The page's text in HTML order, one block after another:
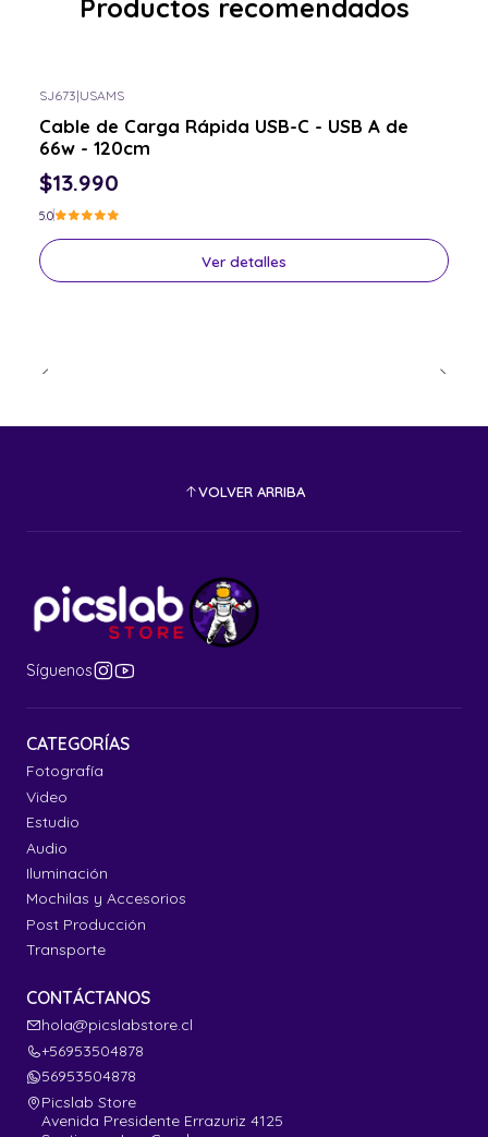
Productos recomendados
SJ673|USAMS
Cable de Carga Rápida USB-C - USB A de
66w - 120cm
$13.990
5.0
Ver detalles
VOLVER ARRIBA
Síguenos
CATEGORÍAS
Fotografía
Video
Estudio
Audio
Iluminación
Mochilas y Accesorios
Post Producción
Transporte
CONTÁCTANOS
hola@picslabstore.cl
+56953504878
56953504878
Picslab Store
Avenida Presidente Errazuriz 4125